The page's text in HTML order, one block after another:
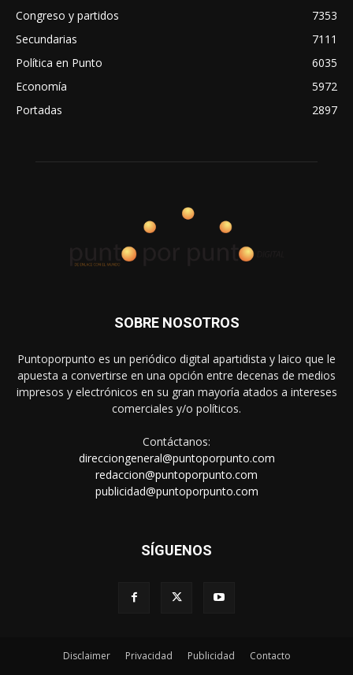
Congreso y partidos
7353
Secundarias
7111
Política en Punto
6035
Economía
5972
Portadas
2897
SOBRE NOSOTROS
Puntoporpunto es un periódico digital apartidista y laico que le
apuesta a convertirse en una opción entre decenas de medios
impresos y electrónicos en su gran mayoría atados a intereses
comerciales y/o políticos.
Contáctanos:
direcciongeneral@puntoporpunto.com
redaccion@puntoporpunto.com
publicidad@puntoporpunto.com
SÍGUENOS
Disclaimer Privacidad Publicidad Contacto